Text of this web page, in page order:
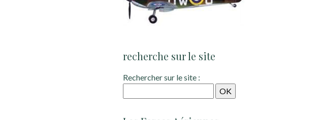
recherche sur le site
Rechercher sur le site :